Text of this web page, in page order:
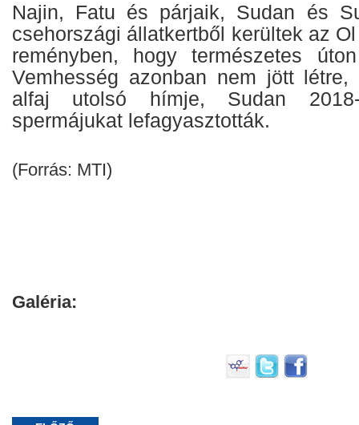
Najin, Fatu és párjaik, Sudan és
csehországi állatkertből kerültek az
reményben, hogy természetes
Vemhesség azonban nem jött
alfaj utolsó hímje, Sudan
spermájukat lefagyasztották.
(Forrás: MTI)
Galéria: